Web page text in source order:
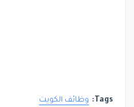
Tags: وظائف الكويت